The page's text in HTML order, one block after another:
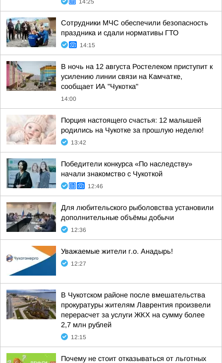
14:25
Сотрудники МЧС обеспечили безопасность
праздника и сдали нормативы ГТО
14:15
В ночь на 12 августа Ростелеком приступит к
усилению линии связи на Камчатке,
сообщает ИА "Чукотка"
14:00
Порция настоящего счастья: 12 малышей
родились на Чукотке за прошлую неделю!
13:42
Победители конкурса «По наследству»
начали знакомство с Чукоткой
12:46
Для любительского рыболовства установили
дополнительные объёмы добычи
12:36
Уважаемые жители г.о. Анадырь!
12:27
В Чукотском районе после вмешательства
прокуратуры жителям Лаврентия произвели
перерасчет за услуги ЖКХ на сумму более
2,7 млн рублей
12:15
Почему не стоит отказываться от льготных